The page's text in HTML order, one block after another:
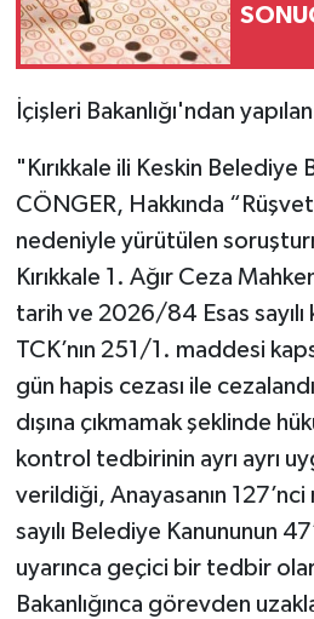
İçişleri Bakanlığı'ndan
"Kırıkkale ili Keskin Belediye
CÖNGER, Hakkında
nedeniyle yürütülen
Kırıkkale 1. Ağır Ceza
tarih ve 2026/84 Esas sayılı
TCK’nın 251/1. maddesi
gün hapis cezası ile
dışına çıkmamak şeklinde
kontrol tedbirinin ayrı ayrı
verildiği, Anayasanın
sayılı Belediye Kanununun
uyarınca geçici bir tedbir
Bakanlığınca görevden